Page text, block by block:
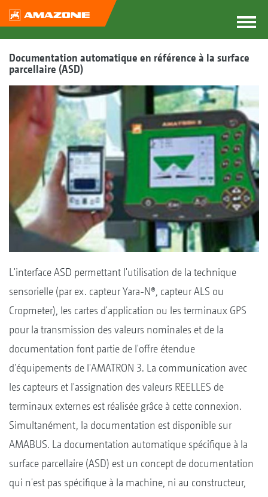
Documentation automatique en référence à la surface
parcellaire (ASD)
L'interface ASD permettant l'utilisation de la technique
sensorielle (par ex. capteur Yara-N®, capteur ALS ou
Cropmeter), les cartes d'application ou les terminaux GPS
pour la transmission des valeurs nominales et de la
documentation font partie de l'offre étendue
d'équipements de l'AMATRON 3. La communication avec
les capteurs et l'assignation des valeurs REELLES de
terminaux externes est réalisée grâce à cette connexion.
Simultanément, la documentation est disponible sur
AMABUS. La documentation automatique spécifique à la
surface parcellaire (ASD) est un concept de documentation
qui n'est pas spécifique à la machine, ni au constructeur,